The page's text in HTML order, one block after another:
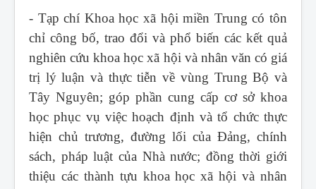
- Tạp chí Khoa học xã hội miền Trung có tôn
chỉ công bố, trao đổi và phổ biến các kết quả
nghiên cứu khoa học xã hội và nhân văn có giá
trị lý luận và thực tiễn về vùng Trung Bộ và
Tây Nguyên; góp phần cung cấp cơ sở khoa
học phục vụ việc hoạch định và tổ chức thực
hiện chủ trương, đường lối của Đảng, chính
sách, pháp luật của Nhà nước; đồng thời giới
thiệu các thành tựu khoa học xã hội và nhân